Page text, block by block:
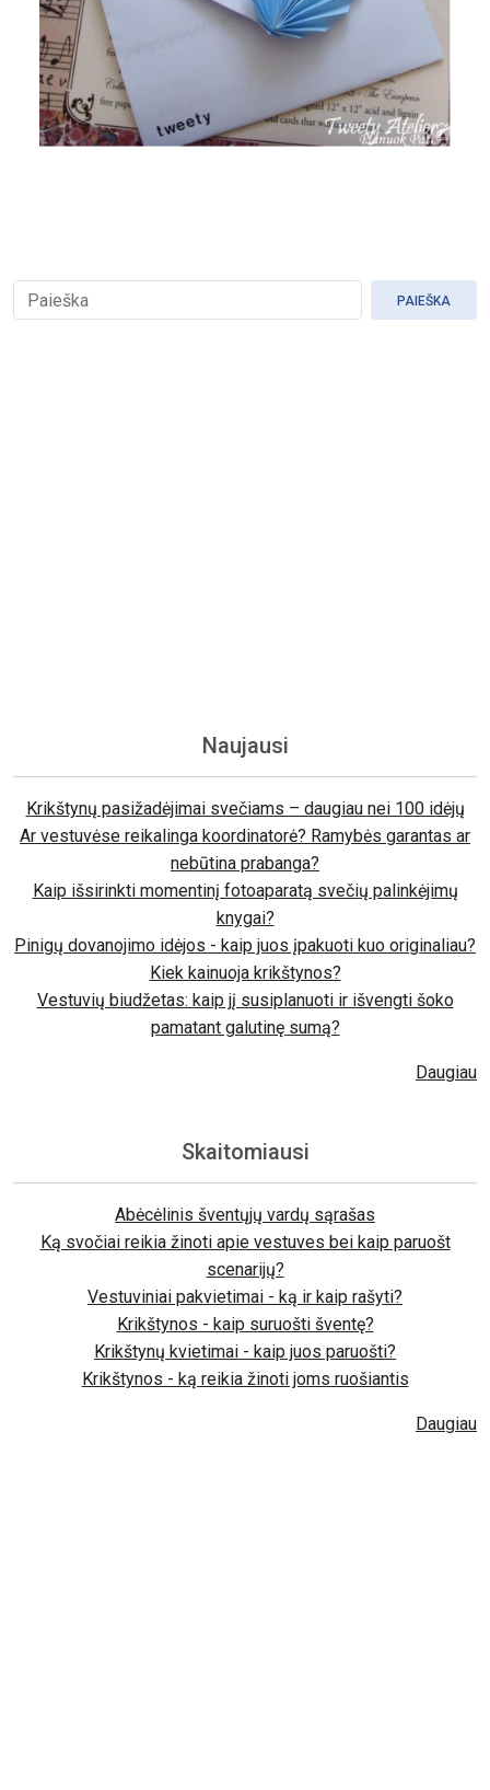
PAIEŠKA
Naujausi
Krikštynų pasižadėjimai svečiams – daugiau nei 100 idėjų
Ar vestuvėse reikalinga koordinatorė? Ramybės garantas ar
nebūtina prabanga?
Kaip išsirinkti momentinį fotoaparatą svečių palinkėjimų
knygai?
Pinigų dovanojimo idėjos - kaip juos įpakuoti kuo originaliau?
Kiek kainuoja krikštynos?
Vestuvių biudžetas: kaip jį susiplanuoti ir išvengti šoko
pamatant galutinę sumą?
Daugiau
Skaitomiausi
Abėcėlinis šventųjų vardų sąrašas
Ką svočiai reikia žinoti apie vestuves bei kaip paruošt
scenarijų?
Vestuviniai pakvietimai - ką ir kaip rašyti?
Krikštynos - kaip suruošti šventę?
Krikštynų kvietimai - kaip juos paruošti?
Krikštynos - ką reikia žinoti joms ruošiantis
Daugiau